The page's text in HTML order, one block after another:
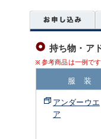
持ち物・ア
参考商品は一例で
服 装
アンダーウエ
ア